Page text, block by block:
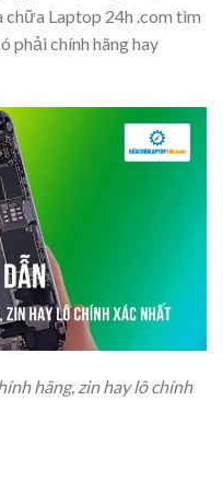
Laptop 24h .com tìm
phải chính hãng hay
hãng, zin hay lô chính